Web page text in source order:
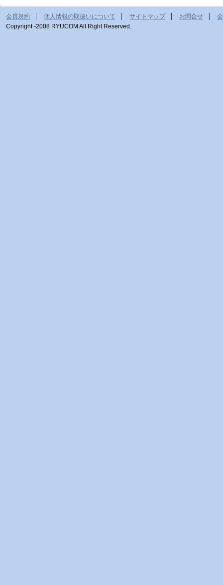
会員規約 個人情報の取扱いについて サイトマップ お問合せ
Copyright -2008 RYUCOM All Right Reserved.